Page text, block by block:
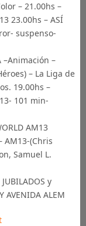
– 21.00hs –
23.00hs – ASÍ
suspenso-
–Animación –
– La Liga de
19.00hs –
101 min-
AM13
AM13-(Chris
Samuel L.
y
AVENIDA ALEM